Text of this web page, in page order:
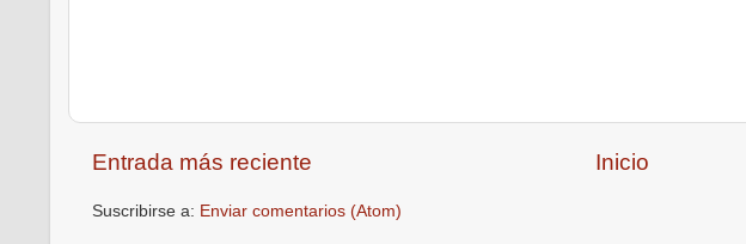
Entrada más reciente Inicio
Suscribirse a: Enviar comentarios (Atom)